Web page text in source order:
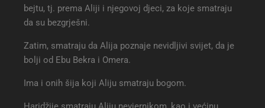
bejtu, tj. prema Aliji i njegovoj djeci, za koje smatraju
da su bezgrješni.
Zatim, smatraju da Alija poznaje nevidljivi svijet, da je
bolji od Ebu Bekra i Omera.
Ima i onih šija koji Aliju smatraju bogom.